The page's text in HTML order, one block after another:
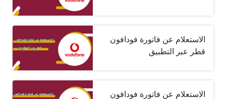
الاستعلام عن فاتورة فودافون
قطر عبر التطبيق
الاستعلام عن فاتورة فودافون